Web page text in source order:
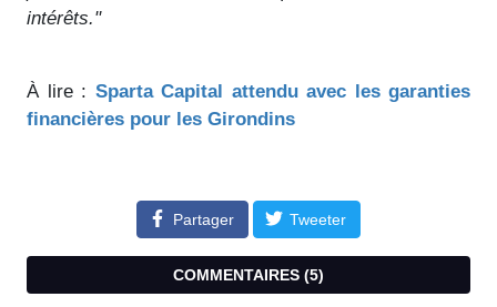
intérêts."
À lire : Sparta Capital attendu avec les garanties
financières pour les Girondins
Partager Tweeter
COMMENTAIRES (5)